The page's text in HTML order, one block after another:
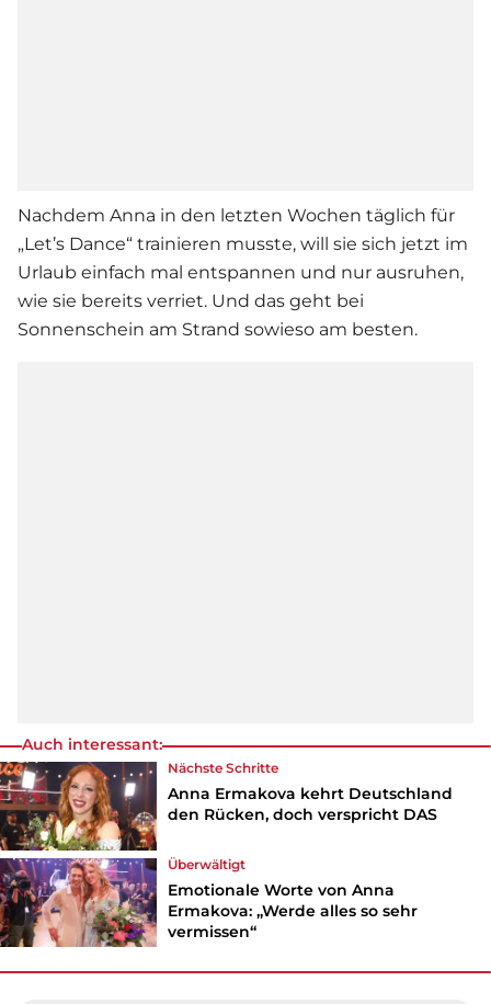
Nachdem Anna in den letzten Wochen täglich für
„Let’s Dance“ trainieren musste, will sie sich jetzt im
Urlaub einfach mal entspannen und nur ausruhen,
wie sie bereits verriet. Und das geht bei
Sonnenschein am Strand sowieso am besten.
Auch interessant:
Nächste Schritte
Anna Ermakova kehrt Deutschland
den Rücken, doch verspricht DAS
Überwältigt
Emotionale Worte von Anna
Ermakova: „Werde alles so sehr
vermissen“